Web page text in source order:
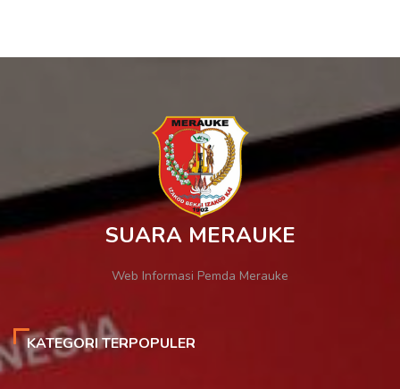
SUARA MERAUKE
Web Informasi Pemda Merauke
KATEGORI TERPOPULER